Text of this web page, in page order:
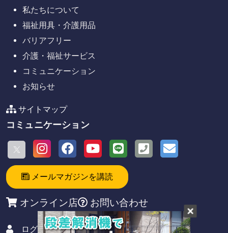
私たちについて
福祉用具・介護用品
バリアフリー
介護・福祉サービス
コミュニケーション
お知らせ
サイトマップ
コミュニケーション
メールマガジンを講読
オンライン店 お問い合わせ
ログイン